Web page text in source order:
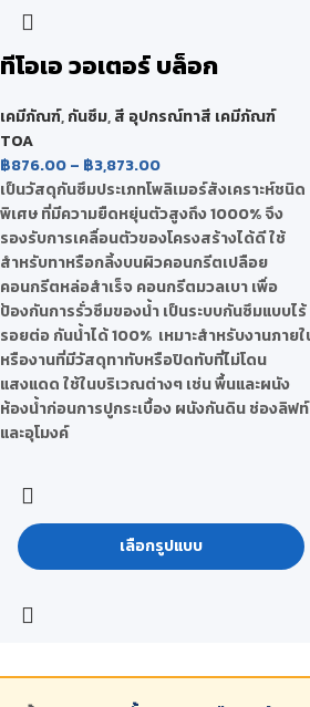
ทีโอเอ วอเตอร์ บล็อก
เคมีภัณฑ์,กันซึม,สี อุปกรณ์ทาสี เคมีภัณฑ์
TOA
฿876.00– ฿3,873.00
เป็นวัสดุกันซึมประเภทโพลิเมอร์สังเคราะห์ชนิด
พิเศษ ที่มีความยืดหยุ่นตัวสูงถึง 1000% จึง
รองรับการเคลื่อนตัวของโครงสร้างได้ดี ใช้
สำหรับทาหรือกลิ้งบนผิวคอนกรีตเปลือย
คอนกรีตหล่อสำเร็จ คอนกรีตมวลเบา เพื่อ
ป้องกันการรั่วซึมของน้ำ เป็นระบบกันซึมแบบไร้
รอยต่อ กันน้ำได้ 100% เหมาะสำหรับงานภาย
หรืองานที่มีวัสดุทาทับหรือปิดทับที่ไม่โดน
แสงแดด ใช้ในบริเวณต่างๆ เช่น พื้นและผนัง
ห้องน้ำก่อนการปูกระเบื้อง ผนังกันดิน ช่องลิฟท์
และอุโมงค์
เลือกรูปแบบ